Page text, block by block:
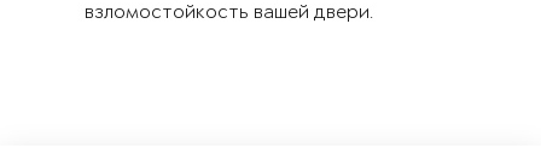
взломостойкость вашей двери.